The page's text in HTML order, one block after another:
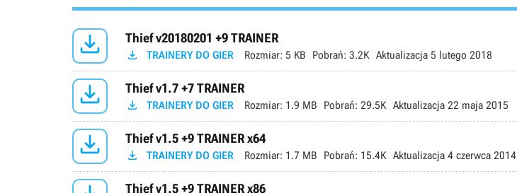
 Thief v20180201 +9 TRAINER
 TRAINERY DO GIER Rozmiar: 5 KB Pobrań: 3.2K Aktualizacja 5 lutego 2018
 Thief v1.7 +7 TRAINER
 TRAINERY DO GIER Rozmiar: 1.9 MB Pobrań: 29.5K Aktualizacja 22 maja 2015
 Thief v1.5 +9 TRAINER x64
 TRAINERY DO GIER Rozmiar: 1.7 MB Pobrań: 15.4K Aktualizacja 4 czerwca 2014
Thief v1.5 +9 TRAINER x86